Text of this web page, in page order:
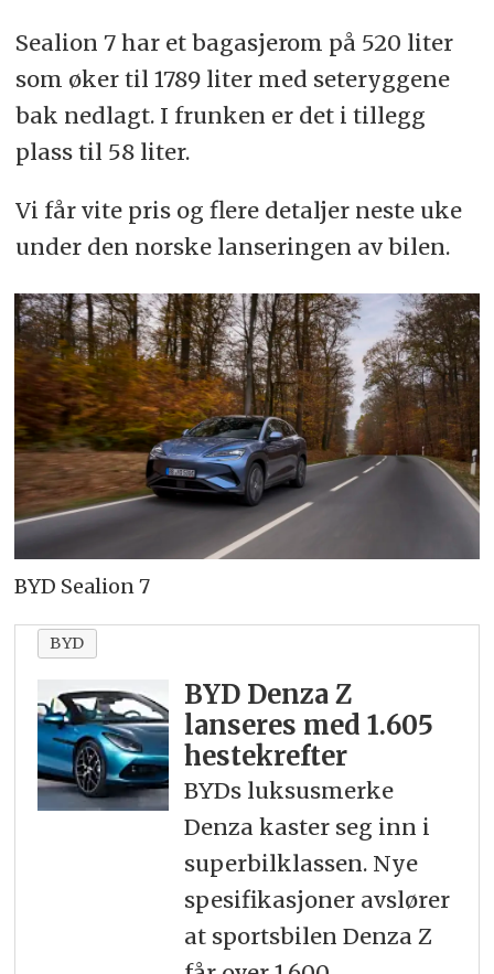
Sealion 7 har et bagasjerom på 520 liter
som øker til 1789 liter med seteryggene
bak nedlagt. I frunken er det i tillegg
plass til 58 liter.
Vi får vite pris og flere detaljer neste uke
under den norske lanseringen av bilen.
BYD Sealion 7
BYD
BYD Denza Z
lanseres med 1.605
hestekrefter
BYDs luksusmerke
Denza kaster seg inn i
superbilklassen. Nye
spesifikasjoner avslører
at sportsbilen Denza Z